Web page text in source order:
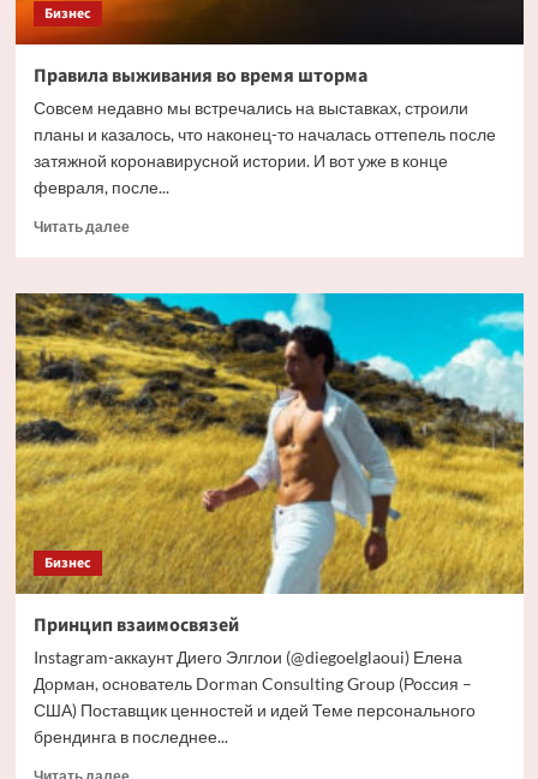
Бизнес
Правила выживания во время шторма
Совсем недавно мы встречались на выставках, строили
планы и казалось, что наконец-то началась оттепель после
затяжной коронавирусной истории. И вот уже в конце
февраля, после...
Читать далееПрочитать
Правила
выживания
во
время
шторма
Бизнес
Принцип взаимосвязей
Instagram-аккаунт Диего Элглои (@diegoelglaoui) Елена
Дорман, основатель Dorman Consulting Group (Россия –
США) Поставщик ценностей и идей Теме персонального
брендинга в последнее...
Прочитать